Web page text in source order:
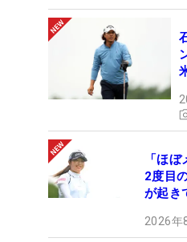
「ほ
2度目
が起き
2026年